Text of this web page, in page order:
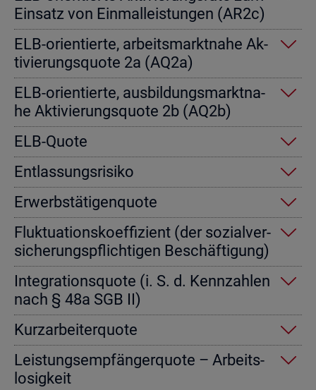
Ein­satz von Einmal­leis­tun­gen (AR2c)
ELB-ori­en­tier­te, ar­beits­markt­na­he Ak­
ti­vie­rungs­quo­te 2a (AQ2a)
ELB-ori­en­tier­te, aus­bil­dungs­markt­na­
he Ak­ti­vie­rungs­quo­te 2b (AQ2b)
ELB-Quote
Ent­las­sungs­ri­si­ko
Er­werbs­tä­ti­gen­quo­te
Fluk­tua­ti­ons­ko­ef­fi­zi­ent (der so­zi­al­ver­
si­che­rungs­pflich­ti­gen Be­schäf­ti­gung)
In­te­gra­ti­ons­quo­te (i. S. d. Kenn­zah­len
nach § 48a SGB II)
Kurz­ar­bei­ter­quo­te
Leis­tungs­emp­fän­ger­quo­te – Ar­beits­
lo­sig­keit